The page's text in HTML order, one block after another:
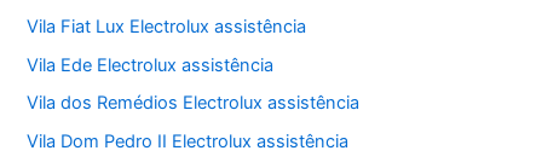
Vila Fiat Lux Electrolux assistência
Vila Ede Electrolux assistência
Vila dos Remédios Electrolux assistência
Vila Dom Pedro II Electrolux assistência